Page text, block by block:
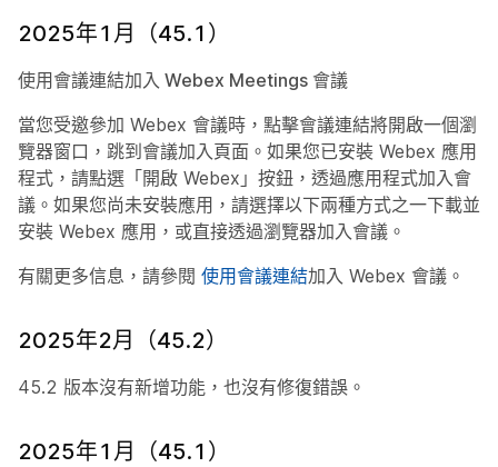
2025年1月（45.1）
使用會議連結加入 Webex Meetings 會議
當您受邀參加 Webex 會議時，點擊會議連結將開啟一個瀏
覽器窗口，跳到會議加入頁面。如果您已安裝 Webex 應用
程式，請點選「開啟 Webex」按鈕，透過應用程式加入會
議。如果您尚未安裝應用，請選擇以下兩種方式之一下載並
安裝 Webex 應用，或直接透過瀏覽器加入會議。
有關更多信息，請參閱 使用會議連結加入 Webex 會議。
2025年2月（45.2）
45.2 版本沒有新增功能，也沒有修復錯誤。
2025年1月（45.1）